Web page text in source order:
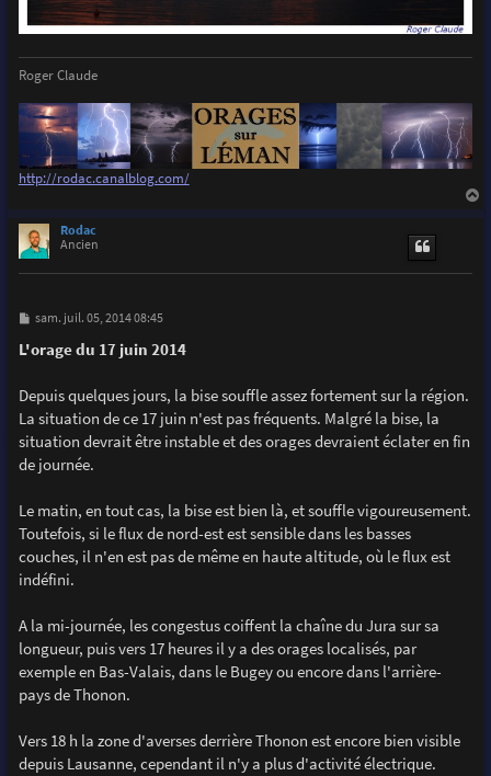
Roger Claude
http://rodac.canalblog.com/
Rodac
Ancien
M
s
s
e
sam. juil. 05, 2014 08:45
L'orage du 17 juin 2014
Depuis quelques jours, la bise souffle assez fortement sur la région.
La situation de ce 17 juin n'est pas fréquents. Malgré la bise, la
situation devrait être instable et des orages devraient éclater en fin
de journée.
Le matin, en tout cas, la bise est bien là, et souffle vigoureusement.
Toutefois, si le flux de nord-est est sensible dans les basses
couches, il n'en est pas de même en haute altitude, où le flux est
indéfini.
A la mi-journée, les congestus coiffent la chaîne du Jura sur sa
longueur, puis vers 17 heures il y a des orages localisés, par
exemple en Bas-Valais, dans le Bugey ou encore dans l'arrière-
pays de Thonon.
Vers 18 h la zone d'averses derrière Thonon est encore bien visible
depuis Lausanne, cependant il n'y a plus d'activité électrique.